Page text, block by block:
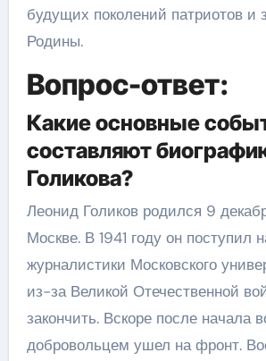
будущих поколений патриотов и
Родины.
Вопрос-ответ:
Какие основные
составляют
Голикова?
Леонид Голиков родился 9
Москве. В 1941 году он поступил
журналистики Московского
из-за Великой Отечественной
закончить. Вскоре после начала
добровольцем ушел на фронт.